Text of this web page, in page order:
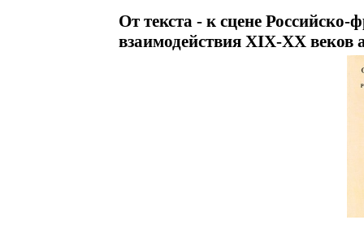
От текста - к сцене Российско-
взаимодействия XIX-XX веков